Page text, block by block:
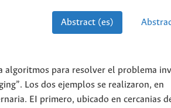
Abstract (es)
algoritmos para resolver el problema
Los dos ejemplos se realizaron, en
EI primero, ubicado en cercanias